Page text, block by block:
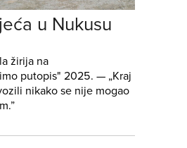
u Nukusu
žirija na
putopis" 2025. — „Kraj
nikako se nije mogao